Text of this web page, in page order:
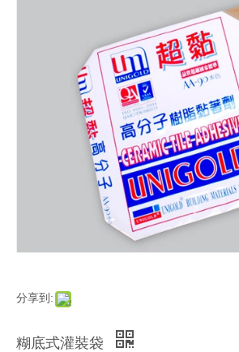
分享到:
糊底式灌裝袋